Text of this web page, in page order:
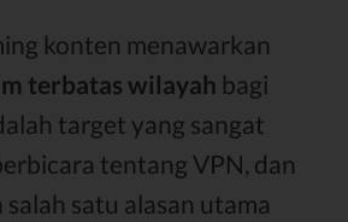
konten menawarkan
terbatas wilayah bagi
target yang sangat
tentang VPN, dan
satu alasan utama